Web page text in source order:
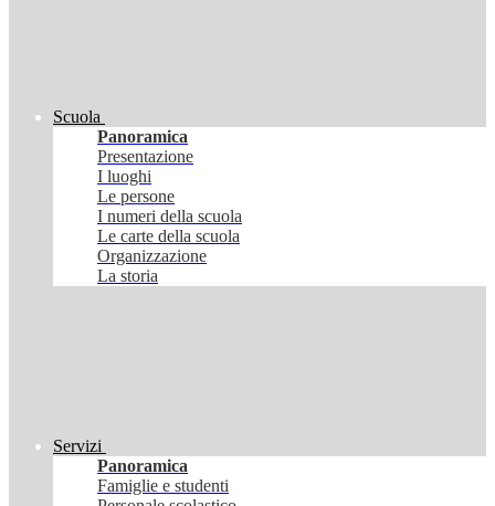
Scuola
Panoramica
Presentazione
I luoghi
Le persone
I numeri della scuola
Le carte della scuola
Organizzazione
La storia
Servizi
Panoramica
Famiglie e studenti